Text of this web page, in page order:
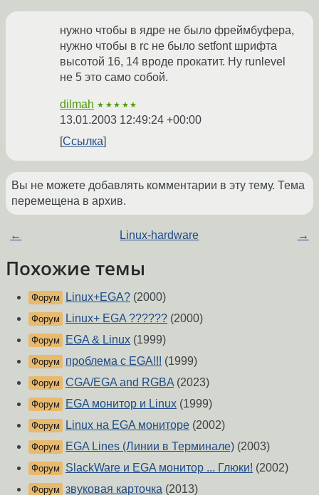
нужно чтобы в ядре не было фреймбуфера,
нужно чтобы в rc не было setfont шрифта
высотой 16, 14 вроде прокатит. Ну runlevel
не 5 это само собой.
dilmah ★★★★★
13.01.2003 12:49:24 +00:00
Ссылка
Вы не можете добавлять комментарии в эту тему. Тема
перемещена в архив.
← Linux-hardware →
Похожие темы
Форум Linux+EGA? (2000)
Форум Linux+ EGA ?????? (2000)
Форум EGA & Linux (1999)
Форум проблема с EGA!!! (1999)
Форум CGA/EGA and RGBA (2023)
Форум EGA монитор и Linux (1999)
Форум Linux на EGA мониторе (2002)
Форум EGA Lines (Линии в Терминале) (2003)
Форум SlackWare и EGA монитор ... Глюки! (2002)
Форум звуковая карточка (2013)